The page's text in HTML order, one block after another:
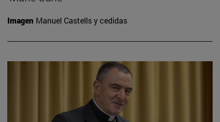
Imagen Manuel Castells y cedidas